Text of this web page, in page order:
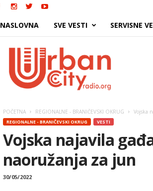
NASLOVNA SVE VESTI SERVISNE
POČETNA REGIONALNE - BRANIČEVSKI OKRUG Vojska
REGIONALNE - BRANIČEVSKI OKRUG VESTI
Vojska najavila
naoružanja za jun
30/05/2022